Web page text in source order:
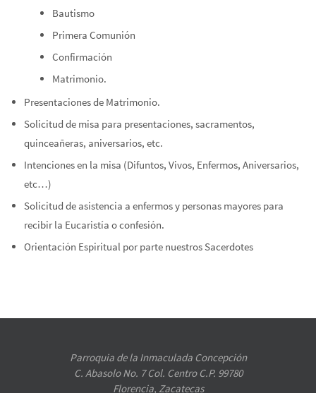
Bautismo
Primera Comunión
Confirmación
Matrimonio.
Presentaciones de Matrimonio.
Solicitud de misa para presentaciones, sacramentos,
quinceañeras, aniversarios, etc.
Intenciones en la misa (Difuntos, Vivos, Enfermos, Aniversarios,
etc…)
Solicitud de asistencia a enfermos y personas mayores para
recibir la Eucaristía o confesión.
Orientación Espiritual por parte nuestros Sacerdotes
Parroquia de la Inmaculada Concepción
C. Abasolo No. 7 Col. Centro C.P. 99780
Florencia, Zacatecas